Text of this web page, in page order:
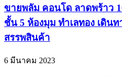
ขายพลัม คอนโด ลาดพร้าว
ชั้น 5 ห้องมุม ทำเลทอง เดิน
สรรพสินค้า
6 มีนาคม 2023